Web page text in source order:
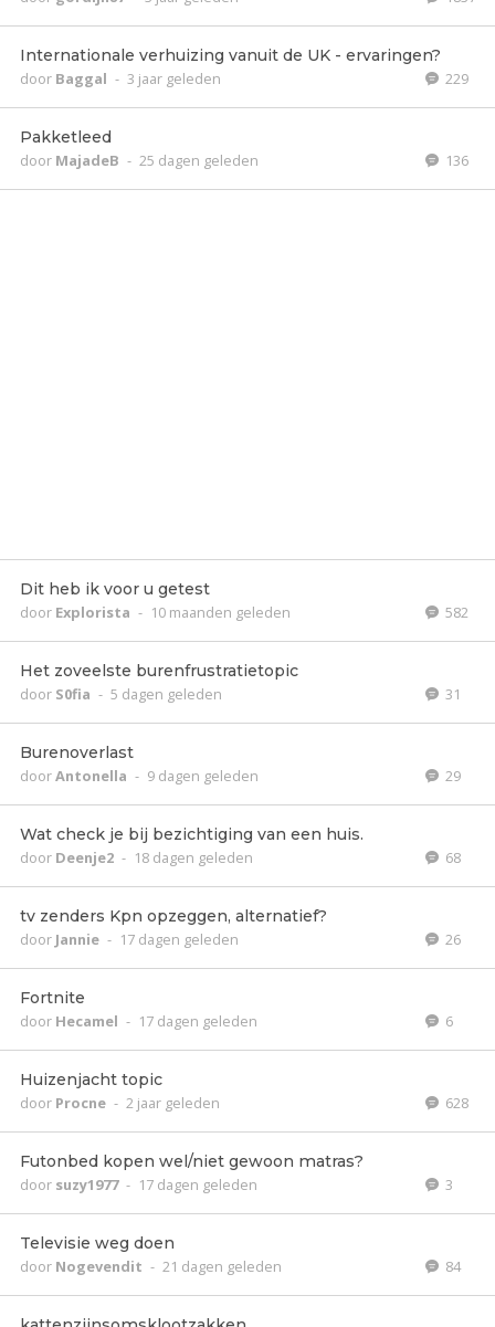
Internationale verhuizing vanuit de UK - ervaringen?
door Baggal - 3 jaar geleden 229
Pakketleed
door MajadeB - 25 dagen geleden 136
Dit heb ik voor u getest
door Explorista - 10 maanden geleden 582
Het zoveelste burenfrustratietopic
door S0fia - 5 dagen geleden 31
Burenoverlast
doorAntonella - 9 dagen geleden 29
Wat check je bij bezichtiging van een huis.
door Deenje2 - 18 dagen geleden 68
tv zenders Kpn opzeggen, alternatief?
door Jannie - 17 dagen geleden 26
Fortnite
door Hecamel - 17 dagen geleden 6
Huizenjacht topic
door Procne - 2 jaar geleden 628
Futonbed kopen wel/niet gewoon matras?
door suzy1977 - 17 dagen geleden 3
Televisie weg doen
door Nogevendit - 21 dagen geleden 84